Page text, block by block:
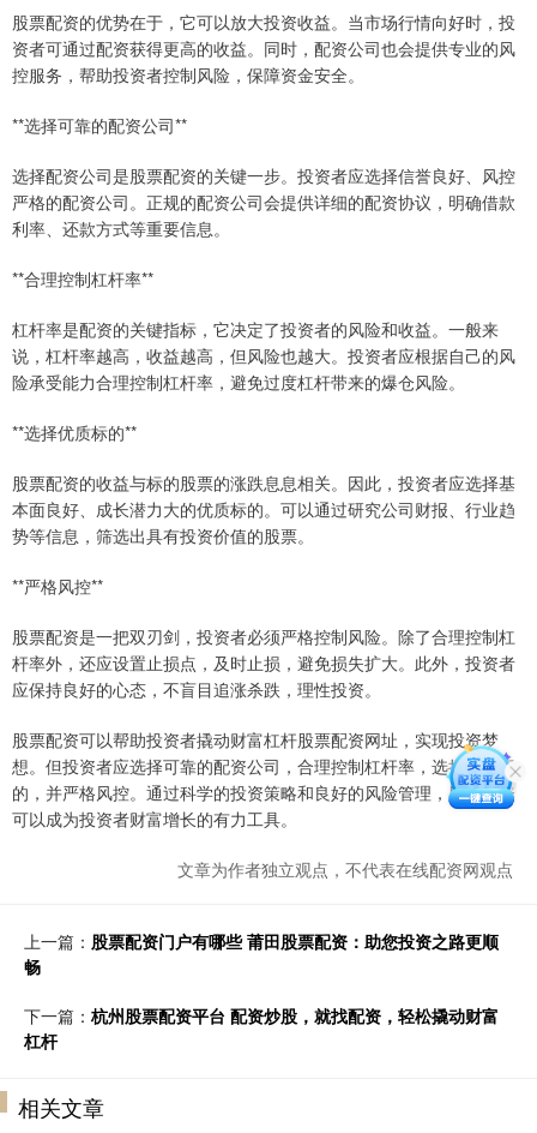
股票配资的优势在于，它可以放大投资收益。当市场行情向好时，投
资者可通过配资获得更高的收益。同时，配资公司也会提供专业的风
控服务，帮助投资者控制风险，保障资金安全。
**选择可靠的配资公司**
选择配资公司是股票配资的关键一步。投资者应选择信誉良好、风控
严格的配资公司。正规的配资公司会提供详细的配资协议，明确借款
利率、还款方式等重要信息。
**合理控制杠杆率**
杠杆率是配资的关键指标，它决定了投资者的风险和收益。一般来
说，杠杆率越高，收益越高，但风险也越大。投资者应根据自己的风
险承受能力合理控制杠杆率，避免过度杠杆带来的爆仓风险。
**选择优质标的**
股票配资的收益与标的股票的涨跌息息相关。因此，投资者应选择基
本面良好、成长潜力大的优质标的。可以通过研究公司财报、行业趋
势等信息，筛选出具有投资价值的股票。
**严格风控**
股票配资是一把双刃剑，投资者必须严格控制风险。除了合理控制杠
杆率外，还应设置止损点，及时止损，避免损失扩大。此外，投资者
应保持良好的心态，不盲目追涨杀跌，理性投资。
股票配资可以帮助投资者撬动财富杠杆股票配资网址，实现投资梦
想。但投资者应选择可靠的配资公司，合理控制杠杆率，选择优质标
的，并严格风控。通过科学的投资策略和良好的风险管理，股票配资
可以成为投资者财富增长的有力工具。
文章为作者独立观点，不代表在线配资网观点
上一篇： 股票配资门户有哪些 莆田股票配资：助您投资之路更顺
畅
下一篇： 杭州股票配资平台 配资炒股，就找配资，轻松撬动财富
杠杆
相关文章